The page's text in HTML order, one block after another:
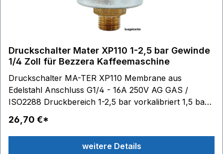
Druckschalter Mater XP110 1-2,5 bar Gewinde
1/4 Zoll für Bezzera Kaffeemaschine
Druckschalter MA-TER XP110 Membrane aus
Edelstahl Anschluss G1/4 - 16A 250V AG GAS /
ISO2288 Druckbereich 1-2,5 bar vorkalibriert 1,5 bar
Passend für: BZ02 (200403-Rev.01), BZ02 (201407-
Rev.00), BZ35 (200403-Rev.01), BZ35 (201407-
Rev.00), BZ35 (Rev.03), BZ99 (200403-Rev.01)
26,70 €*
weitere Details